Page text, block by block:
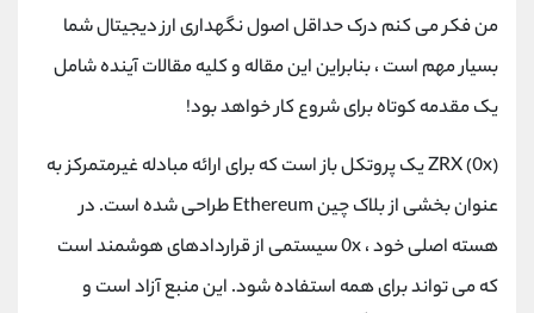
من فکر می کنم درک حداقل اصول نگهداری ارز دیجیتال شما
بسیار مهم است ، بنابراین این مقاله و کلیه مقالات آینده شامل
یک مقدمه کوتاه برای شروع کار خواهد بود!
ZRX (0x) یک پروتکل باز است که برای ارائه مبادله غیرمتمرکز به
عنوان بخشی از بلاک چین Ethereum طراحی شده است. در
هسته اصلی خود ، 0x سیستمی از قراردادهای هوشمند است
که می تواند برای همه استفاده شود. این منبع آزاد است و
@alirezamehrabi_official